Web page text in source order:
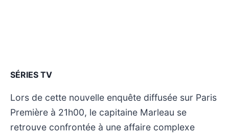
SÉRIES TV
Lors de cette nouvelle enquête diffusée sur Paris
Première à 21h00, le capitaine Marleau se
retrouve confrontée à une affaire complexe